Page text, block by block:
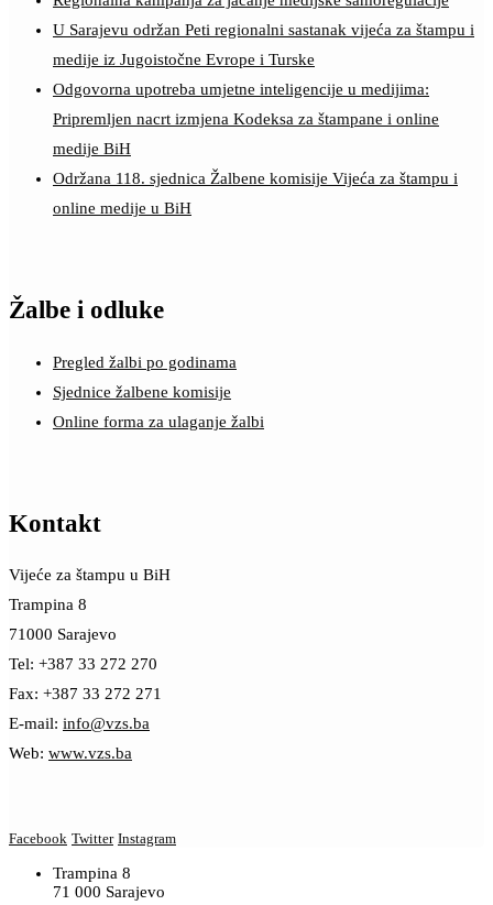
U Sarajevu održan Peti regionalni sastanak vijeća za štampu i
medije iz Jugoistočne Evrope i Turske
Odgovorna upotreba umjetne inteligencije u medijima:
Pripremljen nacrt izmjena Kodeksa za štampane i online
medije BiH
Održana 118. sjednica Žalbene komisije Vijeća za štampu i
online medije u BiH
Žalbe i odluke
Pregled žalbi po godinama
Sjednice žalbene komisije
Online forma za ulaganje žalbi
Kontakt
Vijeće za štampu u BiH
Trampina 8
71000 Sarajevo
Tel: +387 33 272 270
Fax: +387 33 272 271
E-mail: info@vzs.ba
Web: www.vzs.ba
Facebook Twitter Instagram
Trampina 8
71 000 Sarajevo